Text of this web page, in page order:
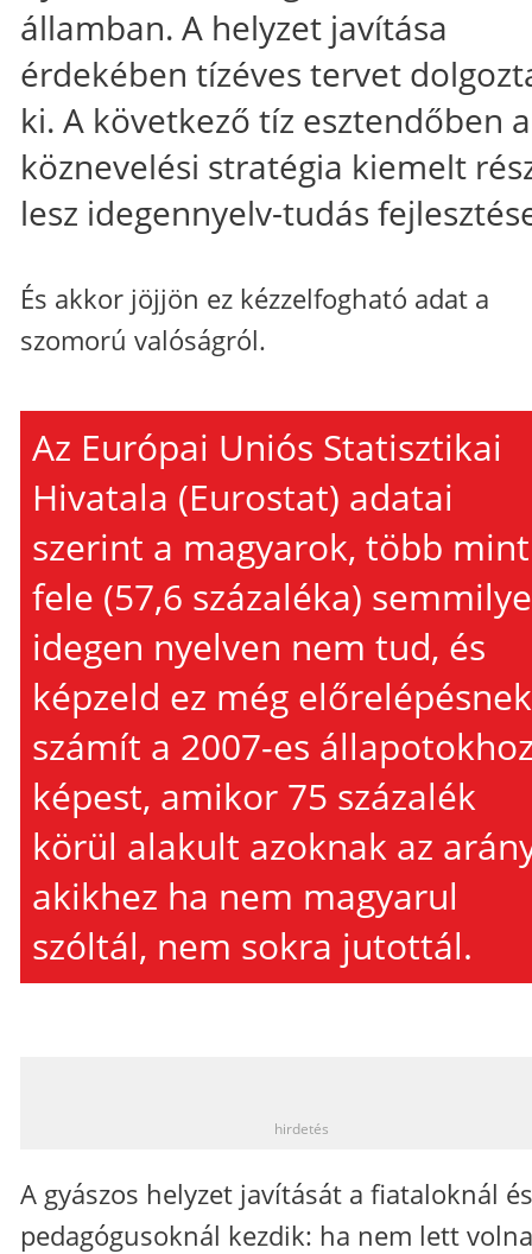
államban. A helyzet javítása
érdekében tízéves tervet
ki. A következő tíz esztendőben a
köznevelési stratégia kiemelt
lesz idegennyelv-tudás
És akkor jöjjön ez kézzelfogható adat a
szomorú valóságról.
Az Európai Uniós Statisztikai
Hivatala (Eurostat) adatai
szerint a magyarok, több mint
fele (57,6 százaléka)
idegen nyelven nem tud, és
képzeld ez még előrelépésnek
számít a 2007-es
képest, amikor 75 százalék
körül alakult azoknak az
akikhez ha nem magyarul
szóltál, nem sokra jutottál.
hirdetés
A gyászos helyzet javítását a fiataloknál
pedagógusoknál kezdik: ha nem lett